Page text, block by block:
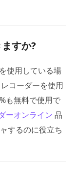
すか?
使用している場
コーダーを使用
も無料で使用で
ーオンライン 品
するのに役立ち